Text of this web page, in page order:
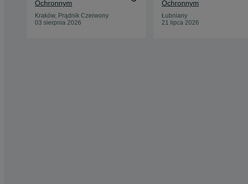
Ochronnym
Kraków, Prądnik Czerwony
03 sierpnia 2026
Ochronnym
Łubniany
21 lipca 2026